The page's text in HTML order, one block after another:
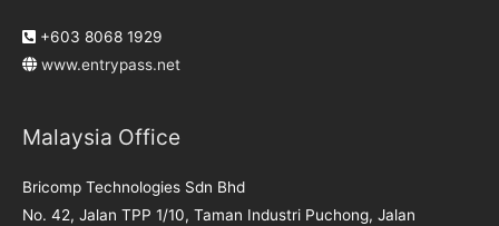
+603 8068 1929
www.entrypass.net
Malaysia Office
Bricomp Technologies Sdn Bhd
No. 42, Jalan TPP 1/10, Taman Industri Puchong, Jalan